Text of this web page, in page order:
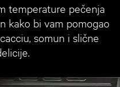
temperature pečenja
kako bi vam pomogao
somun i slične